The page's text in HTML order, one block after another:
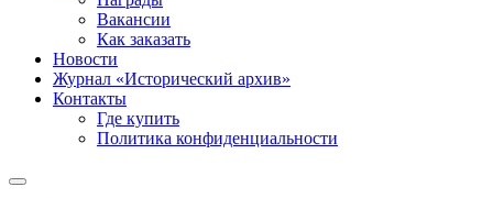
Вакансии
Как заказать
Новости
Журнал «Исторический архив»‎
Контакты
Где купить
Политика конфиденциальности
Меню